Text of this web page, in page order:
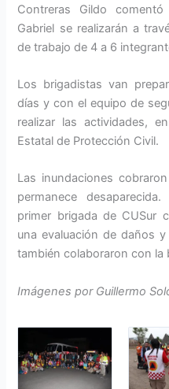
Contreras Gildo
Gabriel se realizarán a
de trabajo de 4 a 6
Los brigadistas van
días y con el equipo de
realizar las actividades,
Estatal de Protección Civil.
Las inundaciones
permanece
primer brigada de CUSur
una evaluación de daños
también colaboraron con la
Imágenes por Guillermo